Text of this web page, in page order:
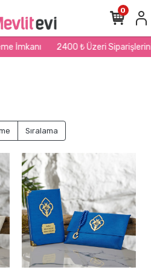
2400 ₺ Üzeri Siparişlerinizde Kargo
0
Sıralama